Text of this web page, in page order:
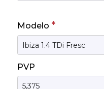
Modelo *
PVP